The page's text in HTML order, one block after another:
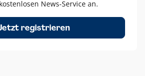
für reine Schwarz-Weiß-Umsetzungen
ein Schutzraum von jeweils einer
N aus AKN in alle Richtungen
News-Service an.
registrieren